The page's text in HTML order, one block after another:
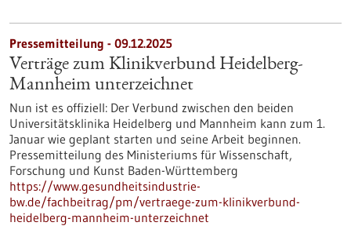
Pressemitteilung - 09.12.2025
Verträge zum Klinikverbund Heidelberg-
Mannheim unterzeichnet
Nun ist es offiziell: Der Verbund zwischen den beiden
Universitätsklinika Heidelberg und Mannheim kann zum 1.
Januar wie geplant starten und seine Arbeit beginnen.
Pressemitteilung des Ministeriums für Wissenschaft,
Forschung und Kunst Baden-Württemberg
https://www.gesundheitsindustrie-
bw.de/fachbeitrag/pm/vertraege-zum-klinikverbund-
heidelberg-mannheim-unterzeichnet